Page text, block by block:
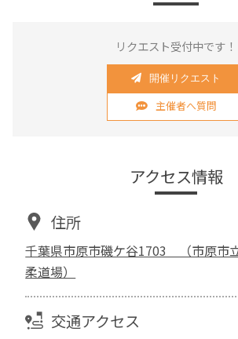
リクエスト受付中です！
開催リクエスト
主催者へ質問
アクセス情報
住所
千葉県市原市磯ケ谷1703 （市原市
柔道場）
交通アクセス